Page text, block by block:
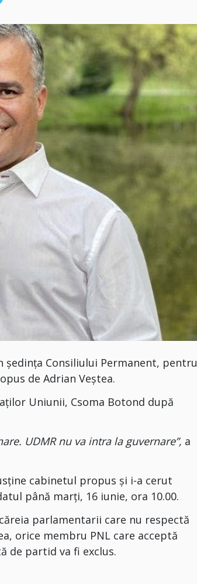
ședința Consiliului Permanent, pentru
de Adrian Veștea.
Uniunii, Csoma Botond după
UDMR nu va intra la guvernare”, a
cabinetul propus și i-a cerut
până marți, 16 iunie, ora 10.00.
parlamentarii care nu respectă
orice membru PNL care acceptă
de partid va fi exclus.